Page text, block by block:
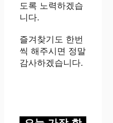
도록 노력하겠습
니다.
즐겨찾기도 한번
씩 해주시면 정말
감사하겠습니다.